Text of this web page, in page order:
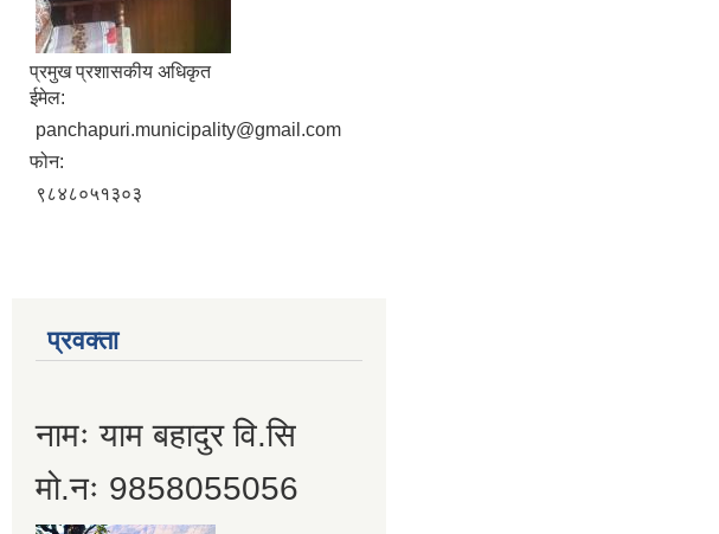
प्रमुख प्रशासकीय अधिकृत
ईमेल:
panchapuri.municipality@gmail.com
फोन:
९८४८०५१३०३
प्रवक्ता
नामः याम बहादुर वि.सि
मो.नः 9858055056